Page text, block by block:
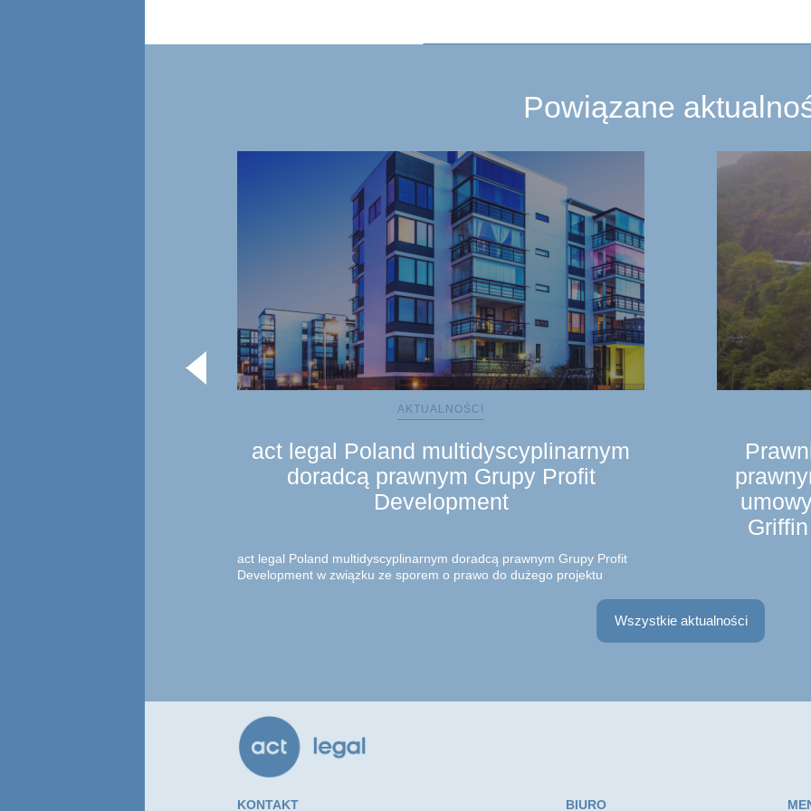
Powiązane
AKTUALNOŚCI
act legal Poland multidyscyplinarnym
doradcą prawnym Grupy Profit
Development
act legal Poland multidyscyplinarnym doradcą prawnym Grupy Profit
Development w związku ze sporem o prawo do dużego projektu
której Profit Development za pośrednictwem spółki zależnej zrealizował
Zespół
Partner,
Radca prawny,
Wszystkie aktualności
KONTAKT BIURO